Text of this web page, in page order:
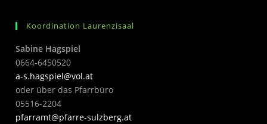
Koordination Laurenzisaal
Sabine Hagspiel
0664-6450520
a-s.hagspiel@vol.at
oder über das Pfarrbüro
05516-2204
pfarramt@pfarre-sulzberg.at